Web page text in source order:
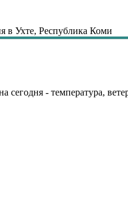
в Ухте, Республика Коми
- температура,